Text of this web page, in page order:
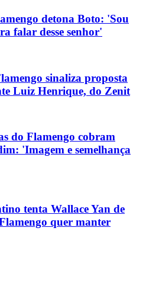
detona Boto: 'Sou
falar desse senhor'
sinaliza proposta
Luiz Henrique, do Zenit
do Flamengo cobram
'Imagem e semelhança
tenta Wallace Yan de
quer manter